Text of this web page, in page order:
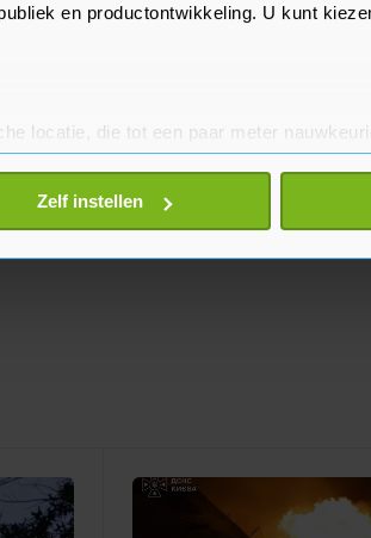
en productontwikkeling. U kunt
locatie, die tot een paar meter
scannen op specifieke eigenschappen
verwerkt en stel uw voorkeuren in het
de Cookieverklaring.
Zelf instellen